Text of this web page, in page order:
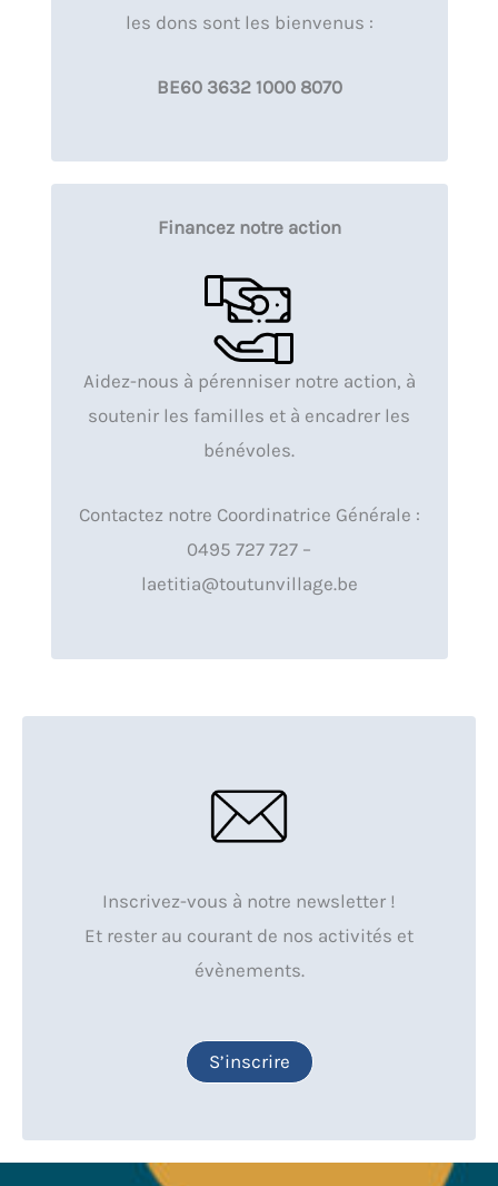
les dons sont les bienvenus :
BE60 3632 1000 8070
Financez notre action
Aidez-nous à pérenniser notre action, à
soutenir les familles et à encadrer les
bénévoles.
Contactez notre Coordinatrice Générale :
0495 727 727 –
laetitia@toutunvillage.be
Inscrivez-vous à notre newsletter !
Et rester au courant de nos activités et
évènements.
S’inscrire